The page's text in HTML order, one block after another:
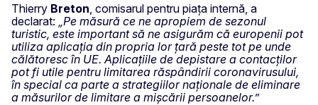
Thierry Breton , comisarul pentru piața internă, a
declarat: „Pe măsură ce ne apropiem de sezonul
turistic, este important să ne asigurăm că europenii pot
utiliza aplicația din propria lor țară peste tot pe unde
călătoresc în UE. Aplicațiile de depistare a contacților
pot fi utile pentru limitarea răspândirii coronavirusului,
în special ca parte a strategiilor naționale de eliminare
a măsurilor de limitare a mișcării persoanelor.”